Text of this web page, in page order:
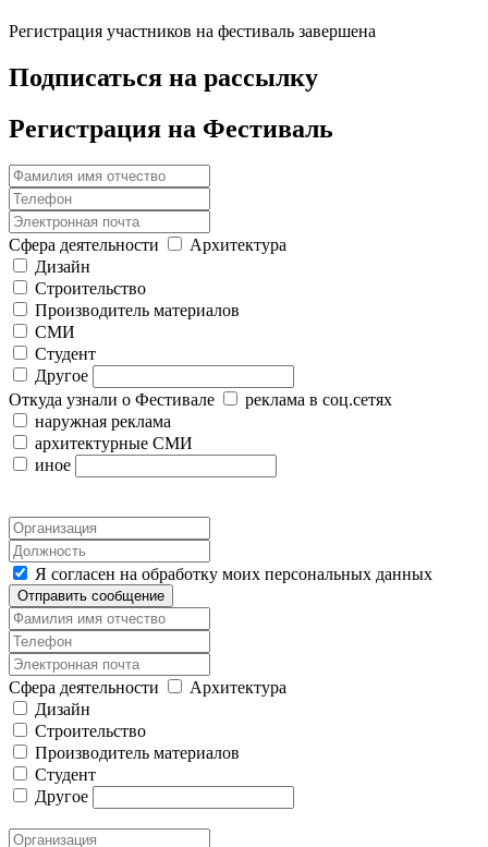
Регистрация участников на фестиваль завершена
Подписаться на рассылку
Регистрация на Фестиваль
Сфера деятельности
Архитектура
Дизайн
Строительство
Производитель материалов
СМИ
Студент
Другое
Откуда узнали о Фестивале
реклама в соц.сетях
наружная реклама
архитектурные СМИ
иное
Я согласен на обработку моих персональных данных
Отправить сообщение
Сфера деятельности
Архитектура
Дизайн
Строительство
Производитель материалов
Студент
Другое